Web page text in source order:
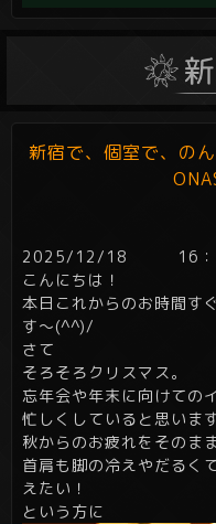
新宿で、個室で、の
2025/12/18 16：
こんにちは！
本日これからのお時間す
す～(^^)/
さて
そろそろクリスマス。
忘年会や年末に向けての
忙しくしていると思いま
秋からのお疲れをそのま
首肩も脚の冷えやだるく
えたい！
という方に